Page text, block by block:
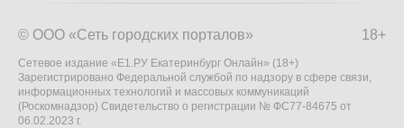
18+
© ООО «Сеть городских порталов»
Сетевое издание «Е1.РУ Екатеринбург Онлайн» (18+)
Зарегистрировано Федеральной службой по надзору в сфере связи,
информационных технологий и массовых коммуникаций
(Роскомнадзор) Свидетельство о регистрации № ФС77-84675 от
06.02.2023 г.